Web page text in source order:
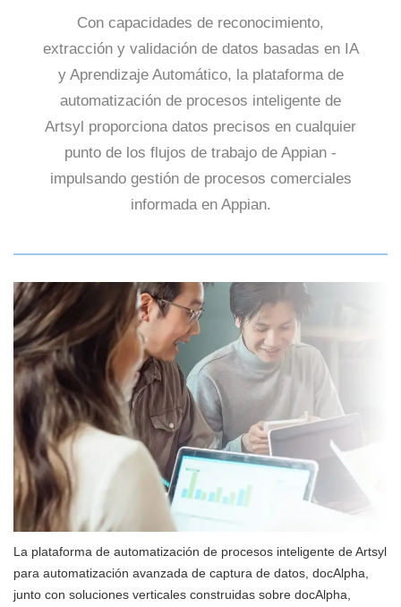
Con capacidades de reconocimiento,
extracción y validación de datos basadas en IA
y Aprendizaje Automático, la plataforma de
automatización de procesos inteligente de
Artsyl proporciona datos precisos en cualquier
punto de los flujos de trabajo de Appian -
impulsando gestión de procesos comerciales
informada en Appian.
La plataforma de automatización de procesos inteligente de Artsyl
para automatización avanzada de captura de datos, docAlpha,
junto con soluciones verticales construidas sobre docAlpha,